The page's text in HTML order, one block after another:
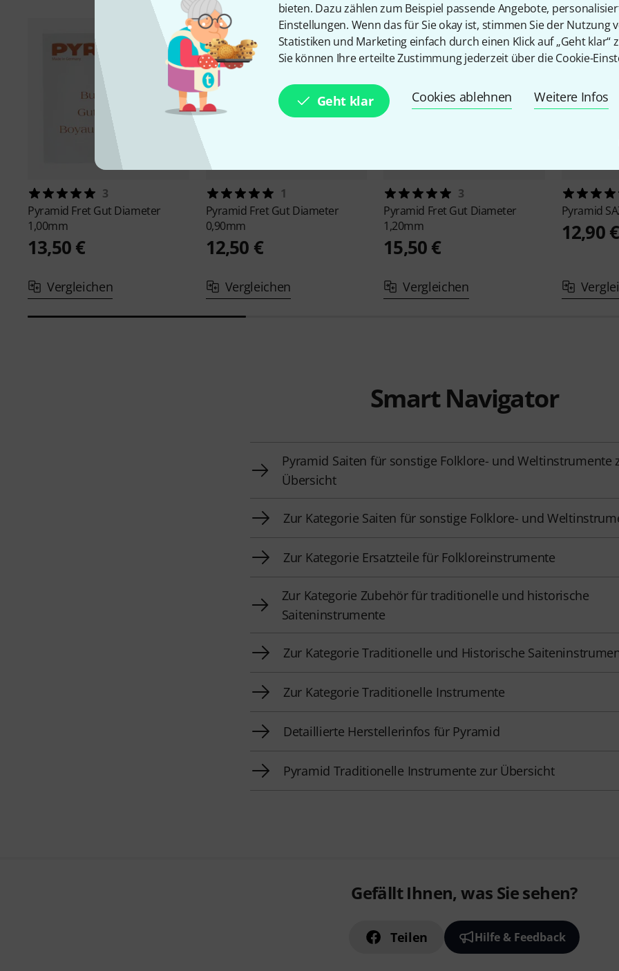
bieten. Dazu zählen zum Beispiel passende Angebote,
Einstellungen. Wenn das für Sie okay ist, stimmen Sie der Nutzung
Statistiken und Marketing einfach durch einen Klick auf „Geht klar“
Sie können Ihre erteilte Zustimmung jederzeit über die Cookie-
Geht klar Cookies ablehnen Weitere Infos
3
Pyramid Fret Gut Diameter
1,00mm
13,50 €
Vergleichen
1
Pyramid Fret Gut Diameter
0,90mm
12,50 €
Vergleichen
3
Pyramid Fret Gut Diameter
1,20mm
15,50 €
Vergleichen
Pyramid
12,90 €
Smart Navigator
Pyramid Saiten für sonstige Folklore- und Weltinstrumente
Übersicht
Zur Kategorie Saiten für sonstige Folklore- und
Zur Kategorie Ersatzteile für Folkloreinstrumente
Zur Kategorie Zubehör für traditionelle und historische
Saiteninstrumente
Zur Kategorie Traditionelle und Historische
Zur Kategorie Traditionelle Instrumente
Detaillierte Herstellerinfos für Pyramid
Pyramid Traditionelle Instrumente zur Übersicht
Gefällt Ihnen, was Sie sehen?
Teilen Hilfe & Feedback